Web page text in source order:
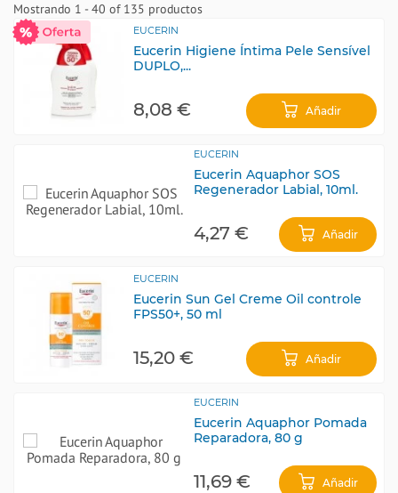
Mostrando 1 - 40 of 135 productos
EUCERIN
Eucerin Higiene Íntima Pele Sensível
DUPLO,...
8,08 € Añadir
EUCERIN
Eucerin Aquaphor SOS
Regenerador Labial, 10ml.
4,27 € Añadir
EUCERIN
Eucerin Sun Gel Creme Oil controle
FPS50+, 50 ml
15,20 € Añadir
EUCERIN
Eucerin Aquaphor Pomada
Reparadora, 80 g
11,69 € Añadir